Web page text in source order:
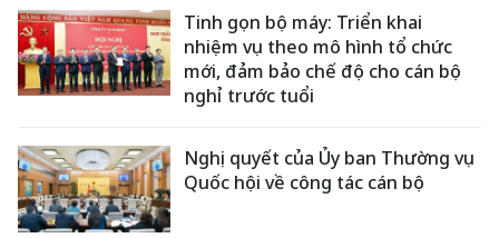
Tinh gọn bộ máy: Triển khai
nhiệm vụ theo mô hình tổ chức
mới, đảm bảo chế độ cho cán bộ
nghỉ trước tuổi ​
Nghị quyết của Ủy ban Thường vụ
Quốc hội về công tác cán bộ